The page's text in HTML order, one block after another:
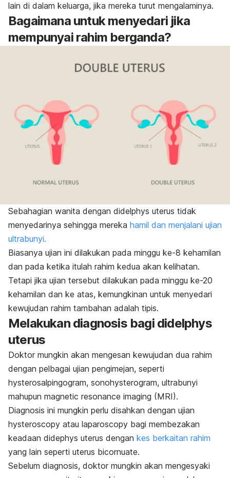
lain di dalam keluarga, jika mereka turut mengalaminya.
Bagaimana untuk menyedari jika
mempunyai rahim berganda?
Sebahagian wanita dengan didelphys uterus tidak
menyedarinya sehingga mereka hamil dan menjalani ujian
ultrabunyi.
Biasanya ujian ini dilakukan pada minggu ke-8 kehamilan
dan pada ketika itulah rahim kedua akan kelihatan.
Tetapi jika ujian tersebut dilakukan pada minggu ke-20
kehamilan dan ke atas, kemungkinan untuk menyedari
kewujudan rahim tambahan adalah tipis.
Melakukan diagnosis bagi didelphys
uterus
Doktor mungkin akan mengesan kewujudan dua rahim
dengan pelbagai ujian pengimejan, seperti
hysterosalpingogram, sonohysterogram, ultrabunyi
mahupun magnetic resonance imaging (MRI).
Diagnosis ini mungkin perlu disahkan dengan ujian
hysteroscopy atau laparoscopy bagi membezakan
keadaan didephys uterus dengan kes berkaitan rahim
yang lain seperti uterus bicornuate.
Sebelum diagnosis, doktor mungkin akan mengesyaki